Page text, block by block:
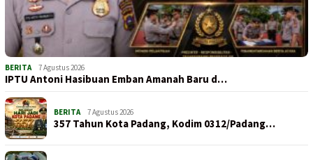
BERITA 7 Agustus 2026
IPTU Antoni Hasibuan Emban Amanah Baru d…
BERITA 7 Agustus 2026
357 Tahun Kota Padang, Kodim 0312/Padang…